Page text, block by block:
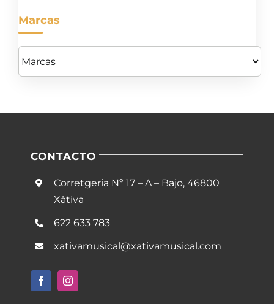
Marcas
CONTACTO
Corretgeria Nº 17 – A – Bajo, 46800
Xàtiva
622 633 783
xativamusical@xativamusical.com